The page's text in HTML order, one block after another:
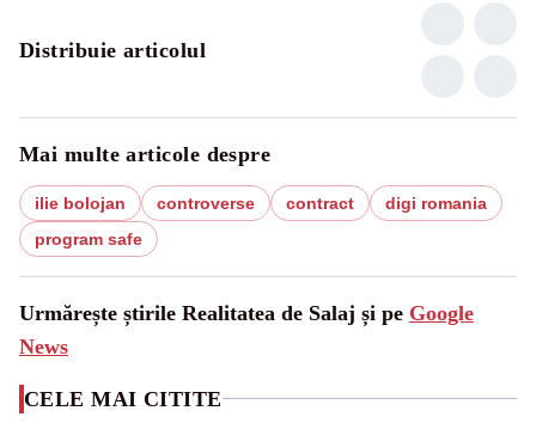
Distribuie articolul
Mai multe articole despre
ilie bolojan controverse contract
digi romania
program safe
Urmărește știrile Realitatea de Salaj și pe Google
News
CELE MAI CITITE